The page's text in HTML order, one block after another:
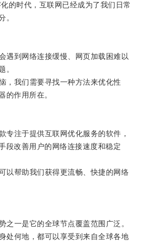
时代，互联网已经成为了我们日常
。
到网络连接缓慢、网页加载困难以
。
我们需要寻找一种方法来优化性
的作用所在。
注于提供互联网优化服务的软件，
段改善用户的网络连接速度和稳定
帮助我们获得更流畅、快捷的网络
一是它的全球节点覆盖范围广泛。
何地，都可以享受到来自全球各地